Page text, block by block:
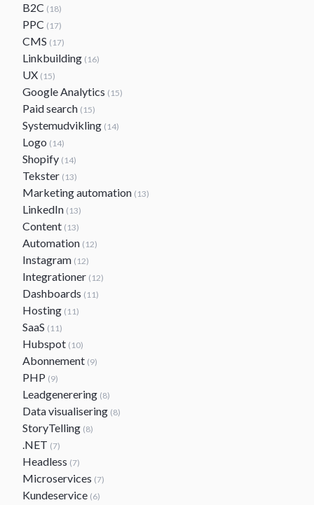
B2C (18)
PPC (17)
CMS (17)
Linkbuilding (16)
UX (15)
Google Analytics (15)
Paid search (15)
Systemudvikling (14)
Logo (14)
Shopify (14)
Tekster (13)
Marketing automation (13)
LinkedIn (13)
Content (13)
Automation (12)
Instagram (12)
Integrationer (12)
Dashboards (11)
Hosting (11)
SaaS (11)
Hubspot (10)
Abonnement (9)
PHP (9)
Leadgenerering (8)
Data visualisering (8)
StoryTelling (8)
.NET (7)
Headless (7)
Microservices (7)
Kundeservice (6)